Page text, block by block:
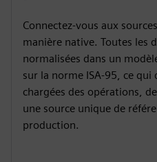
Connectez-vous aux
manière native. Toutes les
normalisées dans un
sur la norme ISA-95, ce qui
chargées des opérations,
une source unique de
production.